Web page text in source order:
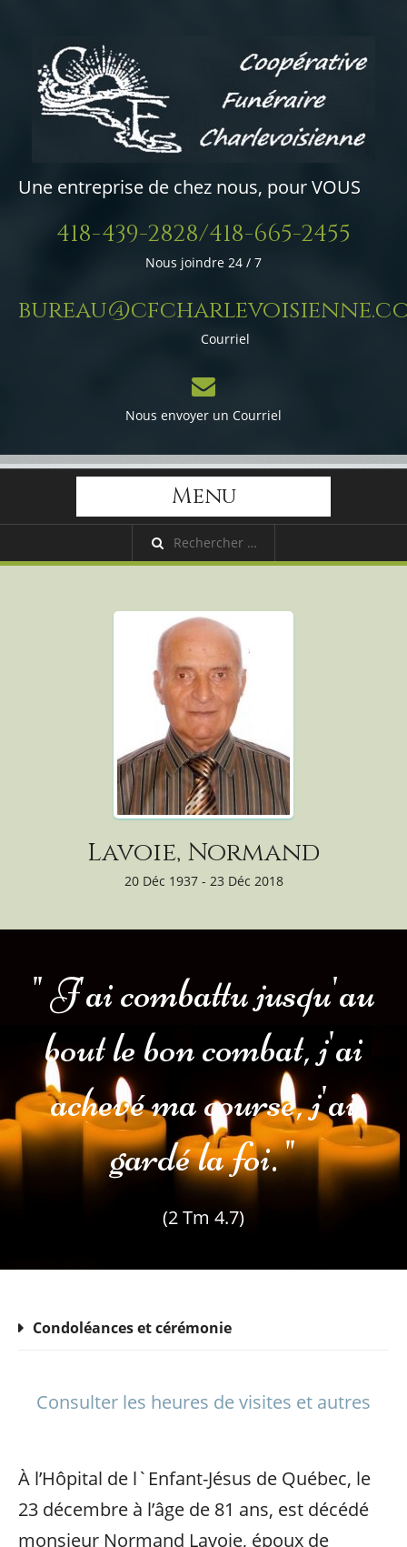
Une entreprise de chez nous, pour VOUS
418-439-2828/418-665-2455
Nous joindre 24 / 7
Courriel
Nous envoyer un Courriel
Menu
Lavoie, Normand
20 Déc 1937 - 23 Déc 2018
" J'ai combattu jusqu'au
bout le bon combat, j'ai
achevé ma course, j'ai
gardé la foi. "
(2 Tm 4.7)
Condoléances et cérémonie
Consulter les heures de visites et autres
À l’Hôpital de l`Enfant-Jésus de Québec, le
23 décembre à l’âge de 81 ans, est décédé
monsieur Normand Lavoie, époux de